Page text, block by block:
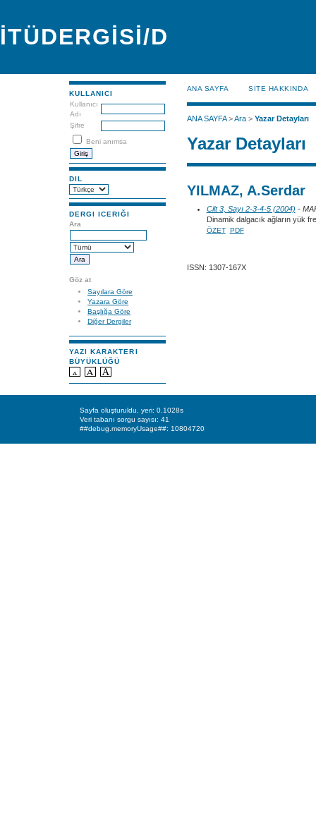
İTÜDERGİSİ/D
KULLANICI
Kullanıcı
Adı
Şifre
Beni anımsa
DIL
DERGI ICERIĞI
Ara
Göz at
Sayılara Göre
Yazara Göre
Başlığa Göre
Diğer Dergiler
YAZI KARAKTERI
BÜYÜKLÜĞÜ
ANA SAYFA SİTE HAKKINDA
ANA SAYFA>Ara> Yazar Detayları
Yazar Detayları
YILMAZ, A.Serdar
Cilt 3, Sayı 2-3-4-5 (2004) -
Dinamik dalgacık ağların yük
ÖZET PDF
ISSN: 1307-167X
Sayfa oluşturuldu, yeri: 0.1028s
Veri tabanı sorgu sayısı: 41
##debug.memoryUsage##: 10804720